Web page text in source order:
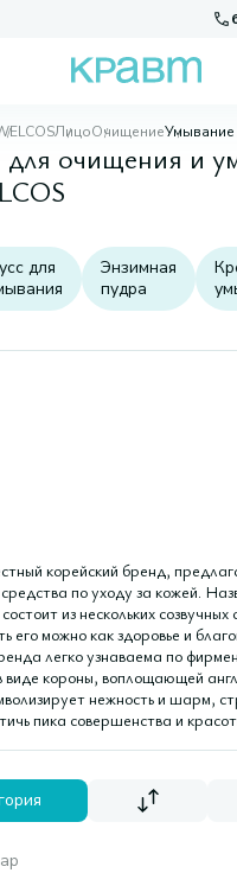
ЛицоОчищение
для очищения и
для
Энзимная
пудра
корейский бренд,
по уходу за кожей.
из нескольких созвучных
его можно как здоровье и
легко узнаваема по
виде короны, воплощающей
нежность и шарм,
пика совершенства и